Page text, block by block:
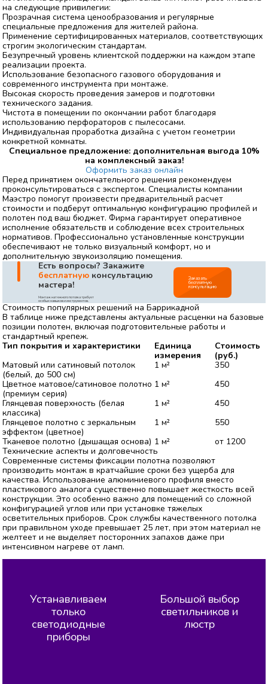
на следующие привилегии:
Прозрачная система ценообразования и регулярные
специальные предложения для жителей района.
Применение сертифицированных материалов, соответствующих
строгим экологическим стандартам.
Безупречный уровень клиентской поддержки на каждом этапе
реализации проекта.
Использование безопасного газового оборудования и
современного инструмента при монтаже.
Высокая скорость проведения замеров и подготовки
технического задания.
Чистота в помещении по окончании работ благодаря
использованию перфораторов с пылесосами.
Индивидуальная проработка дизайна с учетом геометрии
конкретной комнаты.
Специальное предложение: дополнительная выгода 10%
на комплексный заказ!
Оформить заказ онлайн
Перед принятием окончательного решения рекомендуем
проконсультироваться с экспертом. Специалисты компании
Маэстро помогут произвести предварительный расчет
стоимости и подберут оптимальную конфигурацию профилей и
полотен под ваш бюджет. Фирма гарантирует оперативное
исполнение обязательств и соблюдение всех строительных
нормативов. Профессионально установленные конструкции
обеспечивают не только визуальный комфорт, но и
дополнительную звукоизоляцию помещения.
|
Есть вопросы? Закажите
бесплатную консультацию
мастера!
Монтаж натяжного потолка требует
особых навыков и инструментов.
Заказать
бесплатную
консультацию
Стоимость популярных решений на Баррикадной
В таблице ниже представлены актуальные расценки на базовые
позиции полотен, включая подготовительные работы и
стандартный крепеж.
Тип покрытия и характеристики
Единица
измерения
Стоимость
(руб.)
Матовый или сатиновый потолок
(белый, до 500 см)
1 м²
350
Цветное матовое/сатиновое полотно
(премиум серия)
1 м²
450
Глянцевая поверхность (белая
классика)
1 м²
450
Глянцевое полотно с зеркальным
эффектом (цветное)
1 м²
550
Тканевое полотно (дышащая основа) 1 м²
от 1200
Технические аспекты и долговечность
Современные системы фиксации полотна позволяют
производить монтаж в кратчайшие сроки без ущерба для
качества. Использование алюминиевого профиля вместо
пластикового аналога существенно повышает жесткость всей
конструкции. Это особенно важно для помещений со сложной
конфигурацией углов или при установке тяжелых
осветительных приборов. Срок службы качественного потолка
при правильном уходе превышает 25 лет, при этом материал не
желтеет и не выделяет посторонних запахов даже при
интенсивном нагреве от ламп.
Устанавливаем
только
светодиодные
приборы
Большой выбор
светильников и
люстр